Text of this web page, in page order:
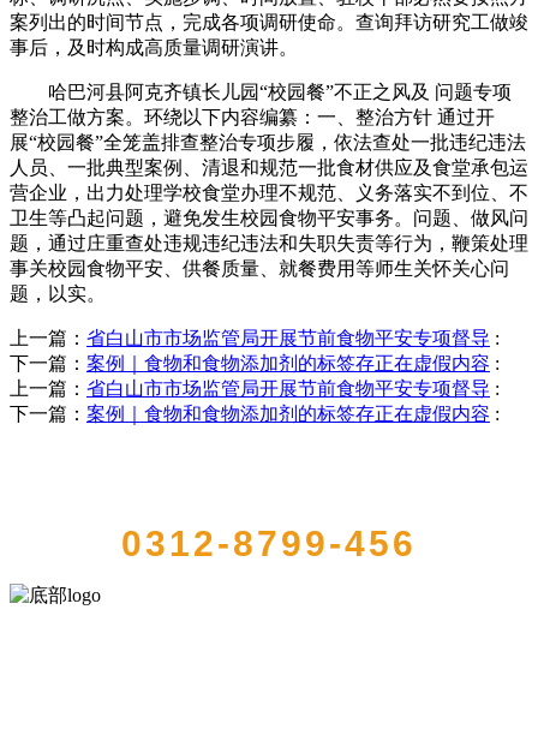
案列出的时间节点，完成各项调研使命。查询拜访研究工做竣
事后，及时构成高质量调研演讲。
哈巴河县阿克齐镇长儿园“校园餐”不正之风及 问题专项
整治工做方案。环绕以下内容编纂：一、整治方针 通过开
展“校园餐”全笼盖排查整治专项步履，依法查处一批违纪违法
人员、一批典型案例、清退和规范一批食材供应及食堂承包运
营企业，出力处理学校食堂办理不规范、义务落实不到位、不
卫生等凸起问题，避免发生校园食物平安事务。问题、做风问
题，通过庄重查处违规违纪违法和失职失责等行为，鞭策处理
事关校园食物平安、供餐质量、就餐费用等师生关怀关心问
题，以实。
上一篇： 省白山市市场监管局开展节前食物平安专项督导 :
下一篇： 案例｜食物和食物添加剂的标签存正在虚假内容 :
上一篇： 省白山市市场监管局开展节前食物平安专项督导 :
下一篇： 案例｜食物和食物添加剂的标签存正在虚假内容 :
0312-8799-456